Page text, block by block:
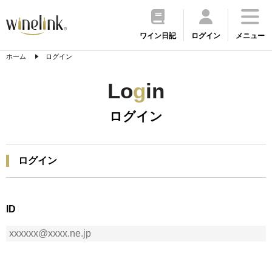
ワイン日記 ログイン メニュー
ホーム ログイン
Login
ログイン
ログイン
ID